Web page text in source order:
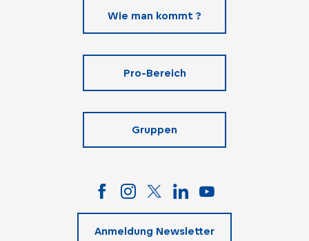
Wie man kommt ?
Pro-Bereich
Gruppen
Anmeldung Newsletter